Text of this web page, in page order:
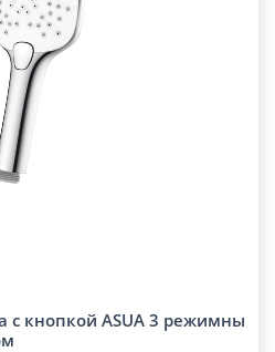
с кнопкой ASUA 3 режимны